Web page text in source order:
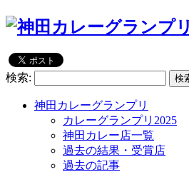
検索:
神田カレーグランプリ
カレーグランプリ2025
神田カレー店一覧
過去の結果・受賞店
過去の記事